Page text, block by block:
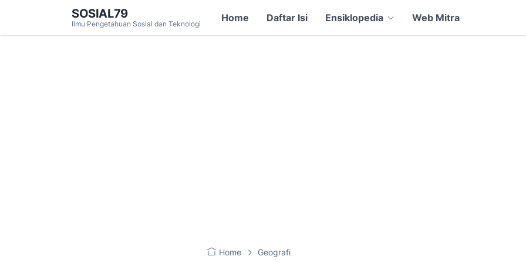
SOSIAL79
Ilmu Pengetahuan Sosial dan Teknologi
Home Daftar Isi Ensiklopedia Web Mitra
Home Geografi